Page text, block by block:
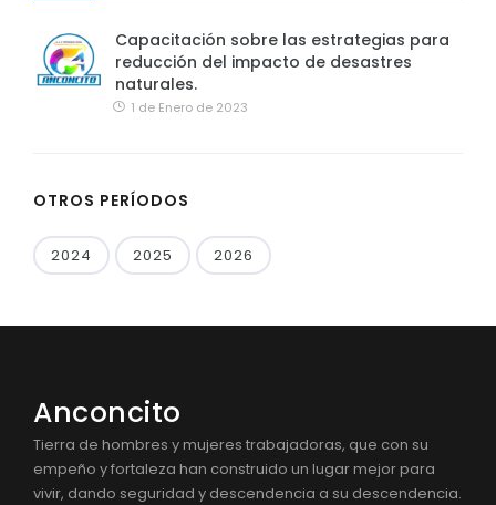
Capacitación sobre las estrategias para
reducción del impacto de desastres
naturales.
1 de Enero de 2023
OTROS PERÍODOS
2024 2025 2026
Anconcito
Tierra de hombres y mujeres trabajadoras, que con su
empeño y fortaleza han construido un lugar mejor para
vivir, dando seguridad y descendencia a su descendencia.